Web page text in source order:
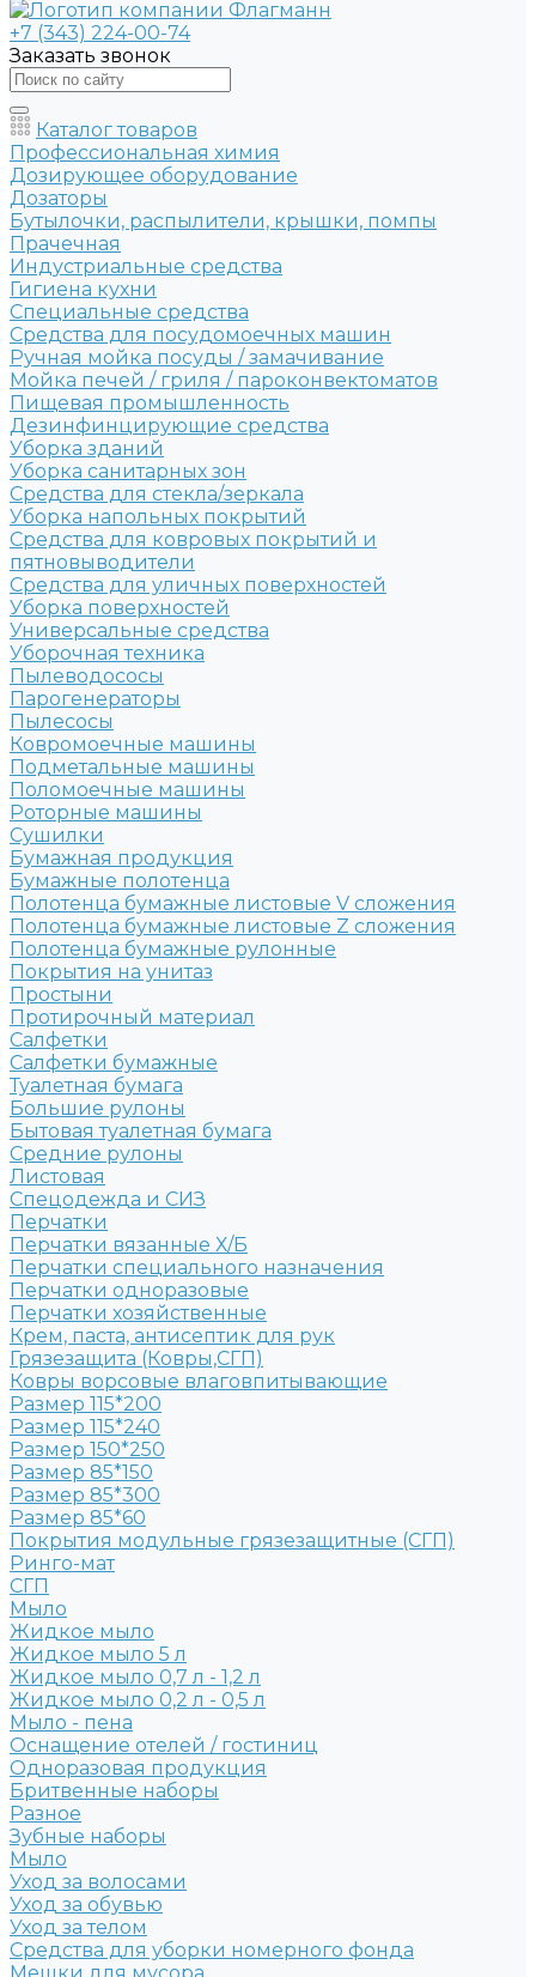
+7 (343) 224-00-74
Заказать звонок
Каталог товаров
Профессиональная химия
Дозирующее оборудование
Дозаторы
Бутылочки, распылители, крышки, помпы
Прачечная
Индустриальные средства
Гигиена кухни
Специальные средства
Средства для посудомоечных машин
Ручная мойка посуды / замачивание
Мойка печей / гриля / пароконвектоматов
Пищевая промышленность
Дезинфинцирующие средства
Уборка зданий
Уборка санитарных зон
Средства для стекла/зеркала
Уборка напольных покрытий
Средства для ковровых покрытий и
пятновыводители
Средства для уличных поверхностей
Уборка поверхностей
Универсальные средства
Уборочная техника
Пылеводососы
Парогенераторы
Пылесосы
Ковромоечные машины
Подметальные машины
Поломоечные машины
Роторные машины
Сушилки
Бумажная продукция
Бумажные полотенца
Полотенца бумажные листовые V сложения
Полотенца бумажные листовые Z сложения
Полотенца бумажные рулонные
Покрытия на унитаз
Простыни
Протирочный материал
Салфетки
Салфетки бумажные
Туалетная бумага
Большие рулоны
Бытовая туалетная бумага
Средние рулоны
Листовая
Спецодежда и СИЗ
Перчатки
Перчатки вязанные Х/Б
Перчатки специального назначения
Перчатки одноразовые
Перчатки хозяйственные
Крем, паста, антисептик для рук
Грязезащита (Ковры,СГП)
Ковры ворсовые влаговпитывающие
Размер 115*200
Размер 115*240
Размер 150*250
Размер 85*150
Размер 85*300
Размер 85*60
Покрытия модульные грязезащитные (СГП)
Ринго-мат
СГП
Мыло
Жидкое мыло
Жидкое мыло 5 л
Жидкое мыло 0,7 л - 1,2 л
Жидкое мыло 0,2 л - 0,5 л
Мыло - пена
Оснащение отелей / гостиниц
Одноразовая продукция
Бритвенные наборы
Разное
Зубные наборы
Мыло
Уход за волосами
Уход за обувью
Уход за телом
Средства для уборки номерного фонда